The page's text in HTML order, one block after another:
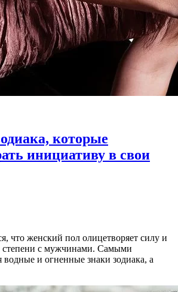
которые
инициативу в свои
что женский пол олицетворяет силу и
степени с мужчинами. Самыми
и огненные знаки зодиака, а